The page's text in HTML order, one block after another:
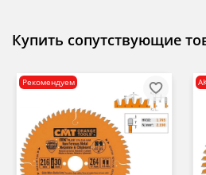
Купить сопутствующие
Рекомендуем